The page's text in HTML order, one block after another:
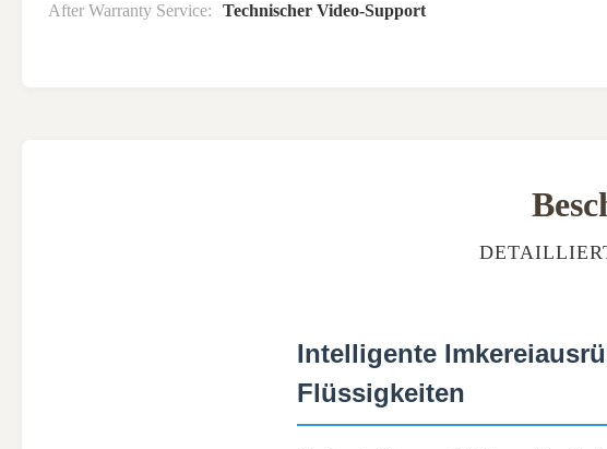
After Warranty Service: Technischer Video-Support
Intelligente
Flüssigkeiten